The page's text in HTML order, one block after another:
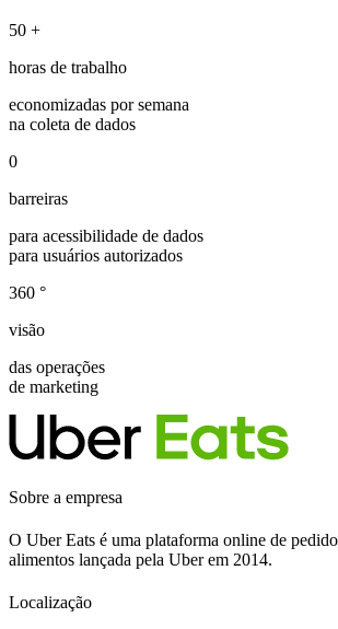
50 +
horas de trabalho
economizadas por semana
na coleta de dados
0
barreiras
para acessibilidade de dados
para usuários autorizados
360 °
visão
das operações
de marketing
Sobre a empresa
O Uber Eats é uma plataforma online de
alimentos lançada pela Uber em 2014.
Localização